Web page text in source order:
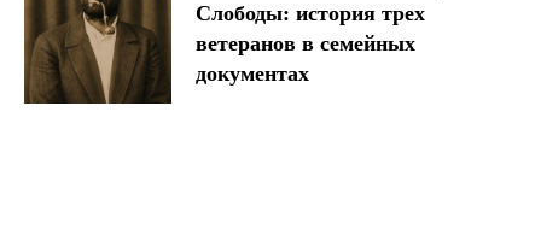
Слободы: история трех
ветеранов в семейных
документах